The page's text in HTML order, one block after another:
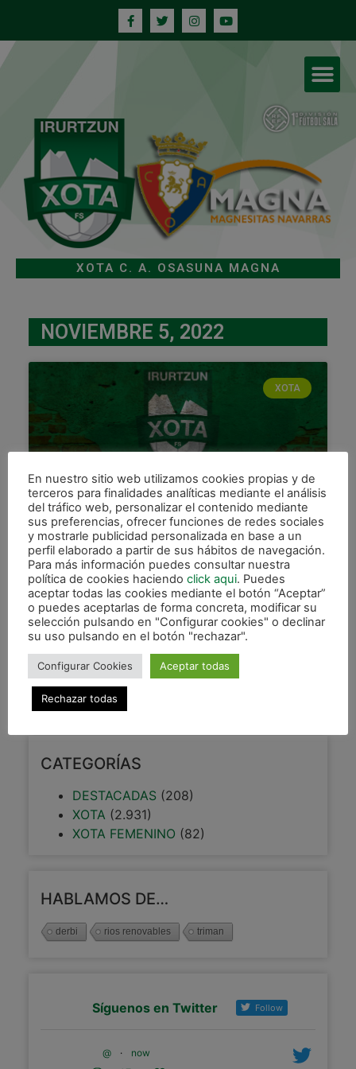
XOTA C. A. OSASUNA MAGNA
NOVIEMBRE 5, 2022
XOTA
Señalamientos y resultados del
fin de semana
Aquí te ofrecemos los señalamientos y resultados
obtenidos por los equipos del Club Deportivo Xota
correspondientes al fin de semana del 4, 5 y 6
LEER MÁS »
5 noviembre, 2022
CATEGORÍAS
DESTACADAS (208)
XOTA (2.931)
XOTA FEMENINO (82)
HABLAMOS DE…
derbi rios renovables triman
Síguenos en Twitter Follow
@ ·
now
En nuestro sitio web utilizamos cookies propias y de
terceros para finalidades analíticas mediante el análisis
del tráfico web, personalizar el contenido mediante
sus preferencias, ofrecer funciones de redes sociales
y mostrarle publicidad personalizada en base a un
perfil elaborado a partir de sus hábitos de navegación.
Para más información puedes consultar nuestra
política de cookies haciendo click aqui. Puedes
aceptar todas las cookies mediante el botón “Aceptar”
o puedes aceptarlas de forma concreta, modificar su
selección pulsando en "Configurar cookies" o declinar
su uso pulsando en el botón "rechazar".
Configurar Cookies Aceptar todas
Rechazar todas